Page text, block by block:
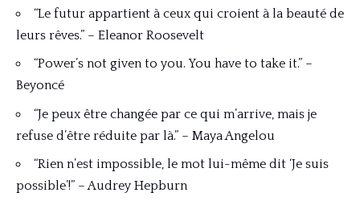
“Le futur appartient à ceux qui croient à la beauté de
leurs rêves.” – Eleanor Roosevelt
“Power’s not given to you. You have to take it.” –
Beyoncé
“Je peux être changée par ce qui m’arrive, mais je
refuse d’être réduite par là.” – Maya Angelou
“Rien n’est impossible, le mot lui-même dit ‘Je suis
possible’!” – Audrey Hepburn